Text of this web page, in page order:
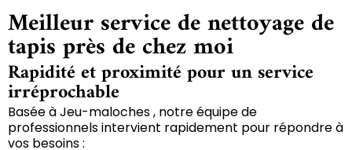
Meilleur service de nettoyage de
tapis près de chez moi
Rapidité et proximité pour un service
irréprochable
Basée à Jeu-maloches , notre équipe de
professionnels intervient rapidement pour répondre à
vos besoins :